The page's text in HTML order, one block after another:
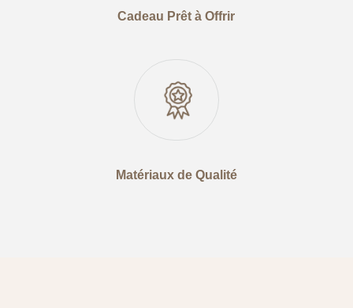
Cadeau Prêt à Offrir
Matériaux de Qualité